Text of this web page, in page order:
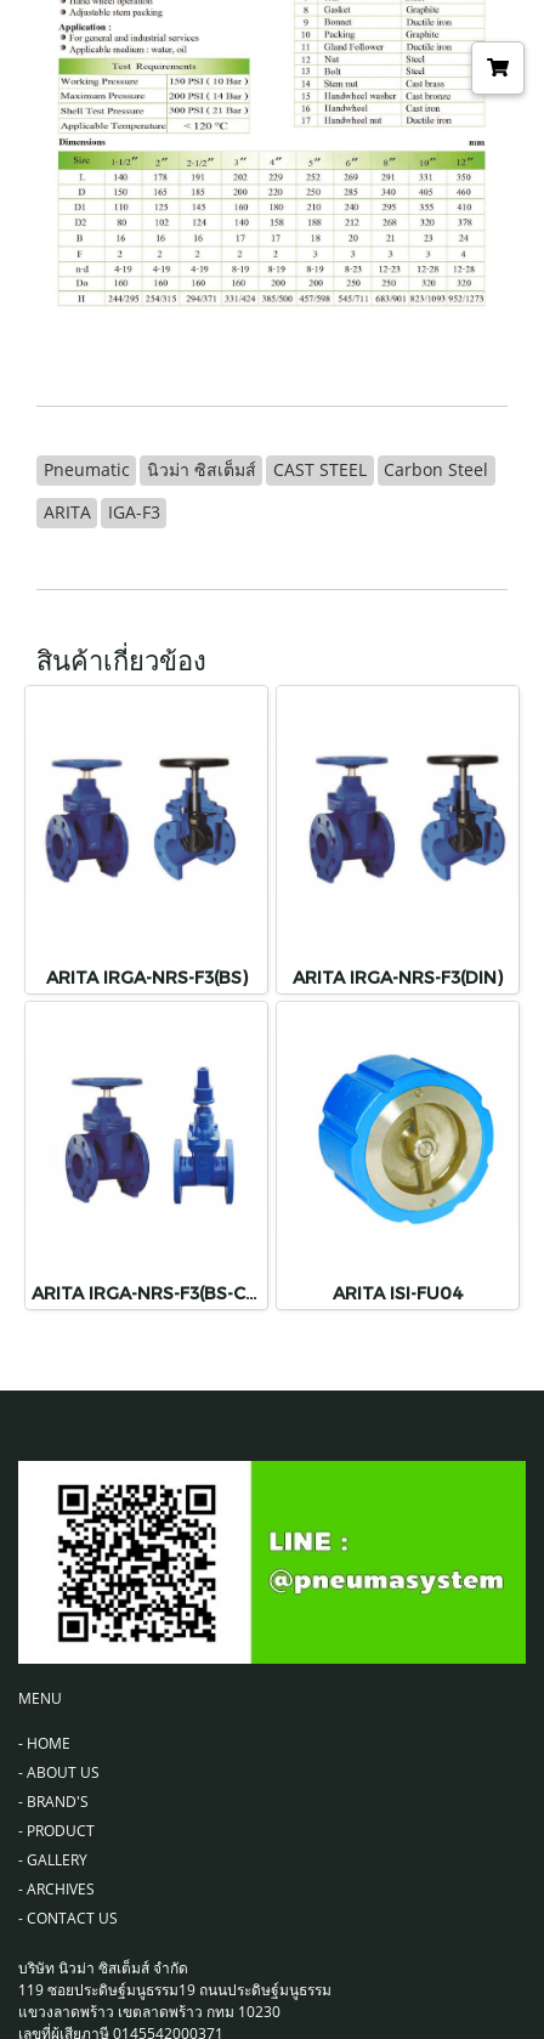
Pneumatic นิวม่า ซิสเต็มส์ CAST STEEL
Carbon Steel
ARITA
IGA-F3
สินค้าเกี่ยวข้อง
ARITA IRGA-NRS-F3(BS) ARITA IRGA-NRS-F3(DIN)
ARITA IRGA-NRS-F3(BS-CAP) ARITA ISI-FU04
MENU
- HOME
-ABOUT US
- BRAND'S
- PRODUCT
-GALLERY
-ARCHIVES
-CONTACT US
บริษัท นิวม่า ซิสเต็มส์ จำกัด
119 ซอยประดิษฐ์มนูธรรม19 ถนนประดิษฐ์มนูธรรม
แขวงลาดพร้าว เขตลาดพร้าว กทม 10230
เลขที่ผู้เสียภาษี 0145542000371